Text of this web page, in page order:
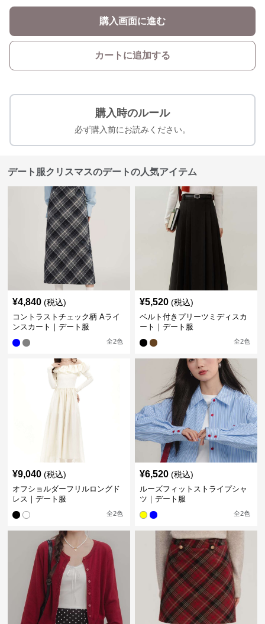
購入画面に進む
カートに追加する
購入時のルール
必ず購入前にお読みください。
デート服クリスマスのデートの人気アイテム
¥4,840 (税込)
コントラストチェック柄 Aライ
ンスカート｜デート服
全2色
¥5,520 (税込)
ベルト付きプリーツミディスカ
ート｜デート服
全2色
¥9,040 (税込)
オフショルダーフリルロングド
レス｜デート服
全2色
¥6,520 (税込)
ルーズフィットストライプシャ
ツ｜デート服
全2色